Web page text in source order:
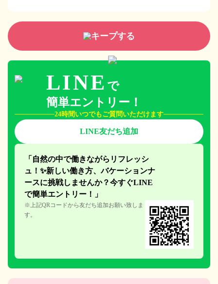
キープする
LINE で
簡単エントリー！
24時間いつでもご質問いただけます
LINE友だち追加
「自然の中で働きながらリフレッシ
ュ！✨新しい働き方、バケーションナ
ースに挑戦しませんか？今すぐLINE
で簡単エント リー！」
※上記QRコードから友だち追加お願い致しま
す。